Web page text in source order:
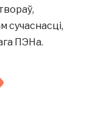
сучаснасці,
ПЭНа.